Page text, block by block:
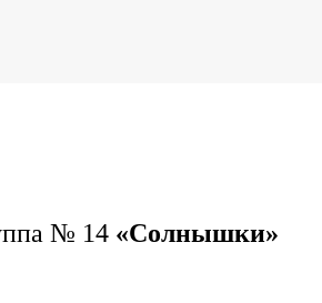
№ 14 «Солнышки»